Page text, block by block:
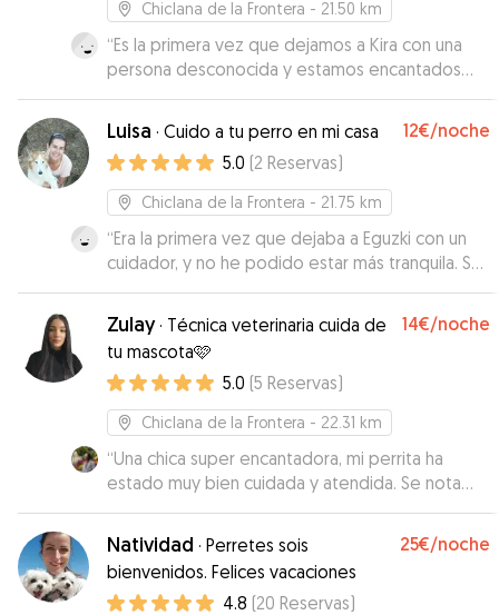
Chiclana de la Frontera - 21.50 km
“Es la primera vez que dejamos a Kira con una
persona desconocida y estamos encantados
con que haya sido con María, transmite mucha
confianza. Ha cuidado muy bien de ella, si
volvemos a Chiclana repetimos.”
Luisa · Cuido a tu perro en mi casa 12€/noche
5.0 (2 Reservas)
Chiclana de la Frontera - 21.75 km
“Era la primera vez que dejaba a Eguzki con un
cuidador, y no he podido estar más tranquila. Se
nota que a Luisa le gustan los animales y los
cuida muy bien. Eguzki ha estado de maravilla, y
además con mucho espacio para jugar, correr...
Luisa me ha tenido además muy informada,
mandando fotos y videos donde podía ver lo
bien que ha estado. Muchas gracias por todo!
Zulay· Técnica veterinaria cuida de
tu mascota🩷
14€/noche
5.0 (5 Reservas)
Chiclana de la Frontera - 22.31 km
“Una chica super encantadora, mi perrita ha
estado muy bien cuidada y atendida. Se nota
que le encantan los animales, me ha estado
mandando fotos y videos de los paseos. Sin
duda volveré a repetir con ella cuando lo
necesite.”
Natividad · Perretes sois
bienvenidos. Felices vacaciones
25€/noche
4.8 (20 Reservas)